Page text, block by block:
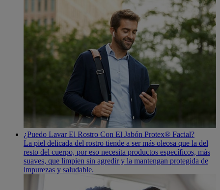
¿Puedo Lavar El Rostro Con El Jabón Protex® Facial?
La piel delicada del rostro tiende a ser más oleosa que la del
resto del cuerpo, por eso necesita productos especí­ficos, más
suaves, que limpien sin agredir y la mantengan protegida de
impurezas y saludable.